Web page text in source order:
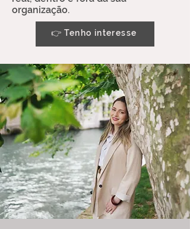
organização.
👉 Tenho interesse